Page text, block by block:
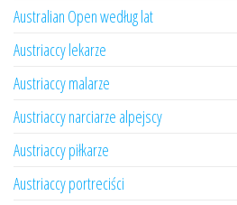
Australian Open według lat
Austriaccy lekarze
Austriaccy malarze
Austriaccy narciarze alpejscy
Austriaccy piłkarze
Austriaccy portreciści